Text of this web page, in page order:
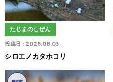
投稿日 : 2026.08.03
たじまのしぜん
シロエノカタホコリ